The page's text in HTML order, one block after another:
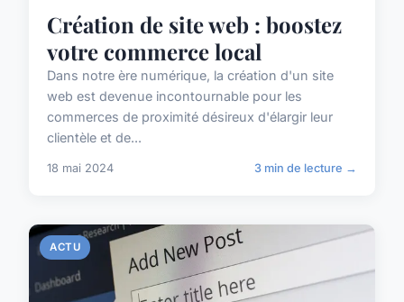
Création de site web : boostez
votre commerce local
Dans notre ère numérique, la création d'un site
web est devenue incontournable pour les
commerces de proximité désireux d'élargir leur
clientèle et de...
18 mai 2024 3 min de lecture →
ACTU